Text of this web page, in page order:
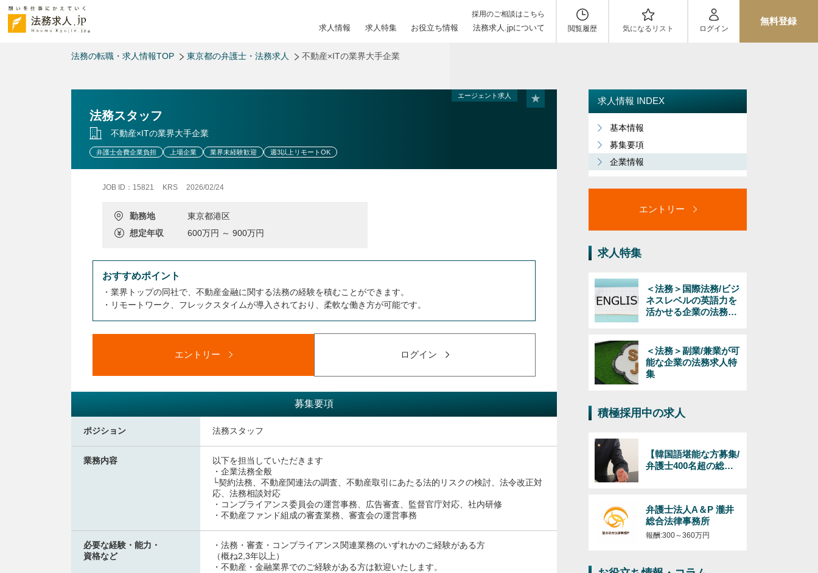
採用のご相談はこちら
求人情報 求人特集 お役立ち情報 法務求人.jpについて 閲覧履歴 気になるリスト ログイン
無料登録
法務の転職・求人情報TOP 東京都の弁護士・法務求人 不動産×ITの業界大手企業
エージェント求人
法務スタッフ
不動産×ITの業界大手企業
弁護士会費企業負担 上場企業 業界未経験歓迎 週3以上リモートOK
JOB ID：15821 KRS 2026/02/24
勤務地
東京都港区
想定年収
600万円 ～ 900万円
おすすめポイント
・業界トップの同社で、不動産金融に関する法務の経験を積むことができます。
・リモートワーク、フレックスタイムが導入されており、柔軟な働き方が可能です。
エントリー ログイン
募集要項
ポジション 法務スタッフ
業務内容
以下を担当していただきます
・企業法務全般
└契約法務、不動産関連法の調査、不動産取引にあたる法的リスクの検討、法令改正対
応、法務相談対応
・コンプライアンス委員会の運営事務、広告審査、監督官庁対応、社内研修
・不動産ファンド組成の審査業務、審査会の運営事務
必要な経験・能力・
資格など
・法務・審査・コンプライアンス関連業務のいずれかのご経験がある方
（概ね2,3年以上）
・不動産・金融業界でのご経験がある方は歓迎いたします。
求人情報 INDEX
基本情報
募集要項
企業情報
エントリー
求人特集
＜法務＞国際法務/ビジ
ネスレベルの英語力を
活かせる企業の法務求
＜法務＞副業/兼業が可
能な企業の法務求人特
集
積極採用中の求人
【韓国語堪能な方募集/
弁護士400名超の総合
ド）対応の弁護士/韓国
語必須/経験年数・年齢
不問！
弁護士法人A＆P 瀧井
総合法律事務所
報酬:300～360万円